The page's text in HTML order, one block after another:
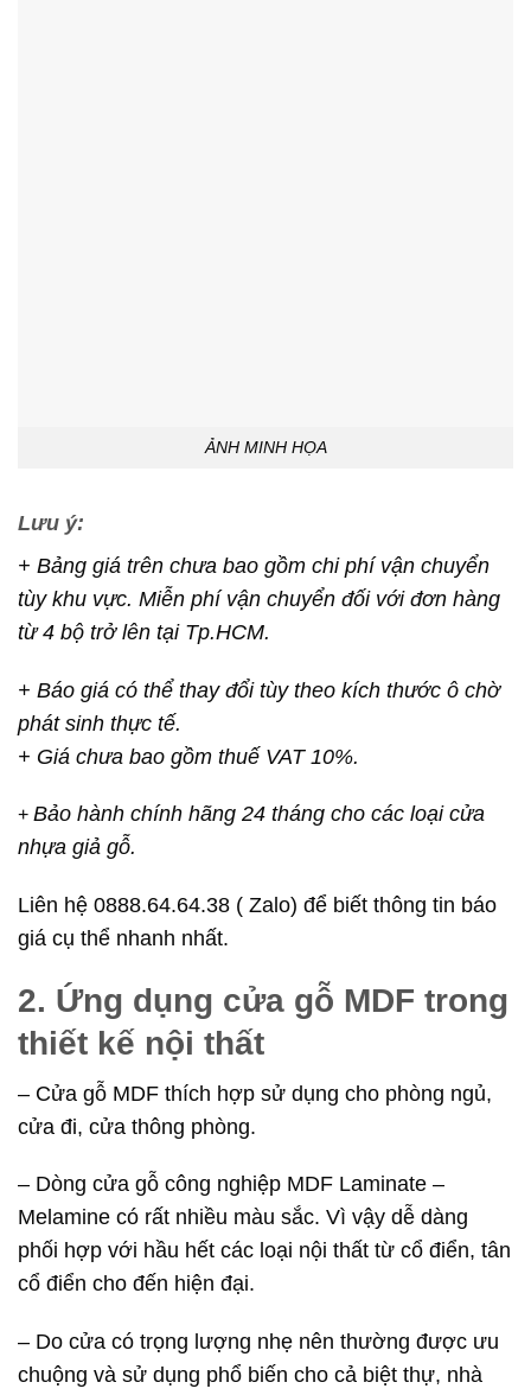
ẢNH MINH HỌA
Lưu ý:
+ Bảng giá trên chưa bao gồm chi phí vận chuyển
tùy khu vực. Miễn phí vận chuyển đối với đơn hàng
từ 4 bộ trở lên tại Tp.HCM.
+ Báo giá có thể thay đổi tùy theo kích thước ô chờ
phát sinh thực tế.
+ Giá chưa bao gồm thuế VAT 10%.
+ Bảo hành chính hãng 24 tháng cho các loại cửa
nhựa giả gỗ.
Liên hệ 0888.64.64.38 ( Zalo) để biết thông tin báo
giá cụ thể nhanh nhất.
2. Ứng dụng cửa gỗ MDF trong
thiết kế nội thất
– Cửa gỗ MDF thích hợp sử dụng cho phòng ngủ,
cửa đi, cửa thông phòng.
– Dòng cửa gỗ công nghiệp MDF Laminate –
Melamine có rất nhiều màu sắc. Vì vậy dễ dàng
phối hợp với hầu hết các loại nội thất từ cổ điển, tân
cổ điển cho đến hiện đại.
– Do cửa có trọng lượng nhẹ nên thường được ưu
chuộng và sử dụng phổ biến cho cả biệt thự, nhà